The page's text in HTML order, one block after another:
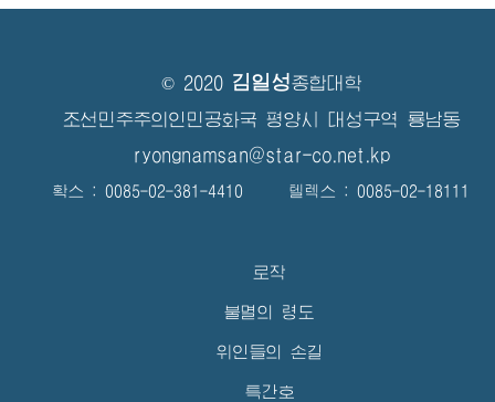
© 2020 김일성종합대학
조선민주주의인민공화국 평양시 대성구역 룡남동
ryongnamsan@star-co.net.kp
확스 : 0085-02-381-4410 텔렉스 : 0085-02-18111
로작
불멸의 령도
위인들의 손길
특간호